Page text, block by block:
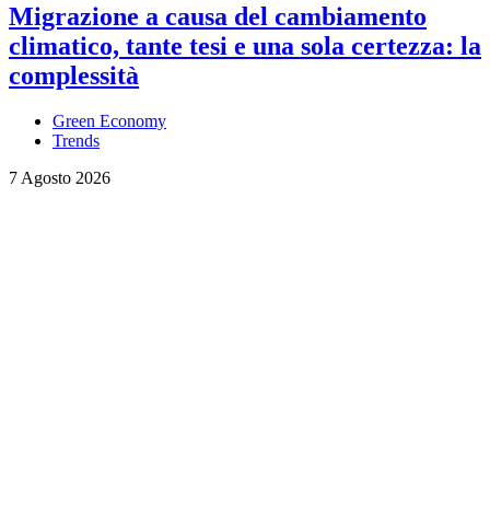
Migrazione a causa del cambiamento
climatico, tante tesi e una sola certezza: la
complessità
Green Economy
Trends
7 Agosto 2026